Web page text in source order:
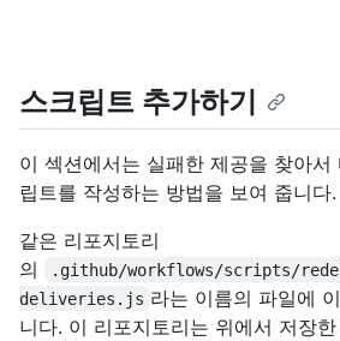
스크립트 추가하기
이 섹션에서는 실패한 제공을 찾아서
립트를 작성하는 방법을 보여 줍니다.
같은 리포지토리
의
.github/workflows/scripts/
deliveries.js 라는 이름의 파일에
니다. 이 리포지토리는 위에서 저장